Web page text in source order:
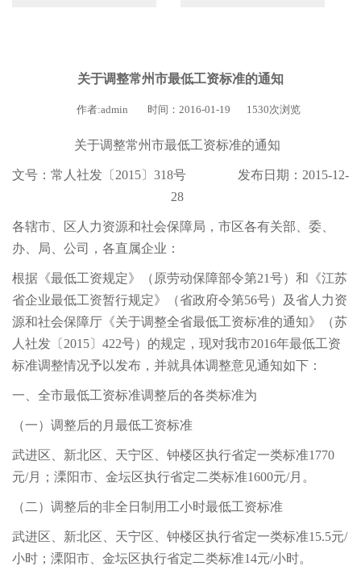
关于调整常州市最低工资标准的通知
作者:admin 时间：2016-01-19 1530次浏览
关于调整常州市最低工资标准的通知
文号：常人社发〔2015〕318号 发布日期：2015-12-
28
各辖市、区人力资源和社会保障局，市区各有关部、委、
办、局、公司，各直属企业：
根据《最低工资规定》（原劳动保障部令第21号）和《江苏
省企业最低工资暂行规定》（省政府令第56号）及省人力资
源和社会保障厅《关于调整全省最低工资标准的通知》（苏
人社发〔2015〕422号）的规定，现对我市2016年最低工资
标准调整情况予以发布，并就具体调整意见通知如下：
一、全市最低工资标准调整后的各类标准为
（一）调整后的月最低工资标准
武进区、新北区、天宁区、钟楼区执行省定一类标准1770
元/月；溧阳市、金坛区执行省定二类标准1600元/月。
（二）调整后的非全日制用工小时最低工资标准
武进区、新北区、天宁区、钟楼区执行省定一类标准15.5元/
小时；溧阳市、金坛区执行省定二类标准14元/小时。